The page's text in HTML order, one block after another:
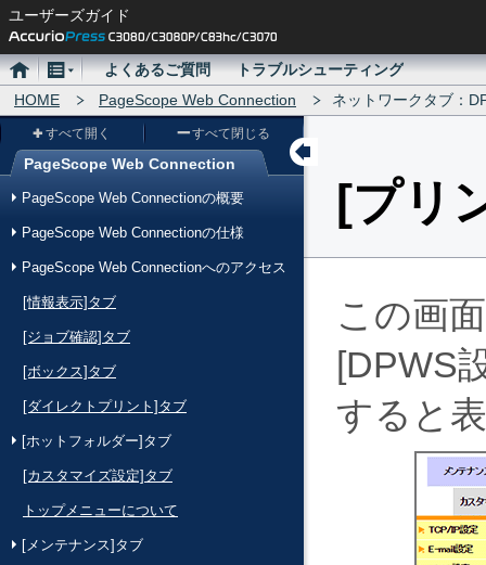
ユーザーズガイド
ホ
ー
メ
ニ
ュ
ー
よくあるご質問
トラブルシューティング
HOME
PageScope Web Connection ネットワークタブ：
メ
ー
PageScope Web Connection
すべて開く すべて閉じる
PageScope Web Connectionの概要
PageScope Web Connectionの仕様
PageScope Web Connectionへのアクセス
[情報表示]タブ
[ジョブ確認]タブ
[ボックス]タブ
[ダイレクトプリント]タブ
[ホットフォルダー]タブ
[カスタマイズ設定]タブ
トップメニューについて
[メンテナンス]タブ
プリ
この画
DPWS
すると